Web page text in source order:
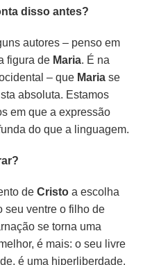
disso antes?
autores – penso em
figura de Maria. É na
– que Maria se
absoluta. Estamos
em que a expressão
do que a linguagem.
deCristo a escolha
seu ventre o filho de
se torna uma
é mais: o seu livre
é uma hiperliberdade.